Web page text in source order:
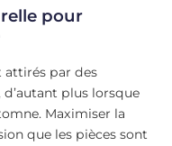
pour
attirés par des
plus lorsque
Maximiser la
que les pièces sont